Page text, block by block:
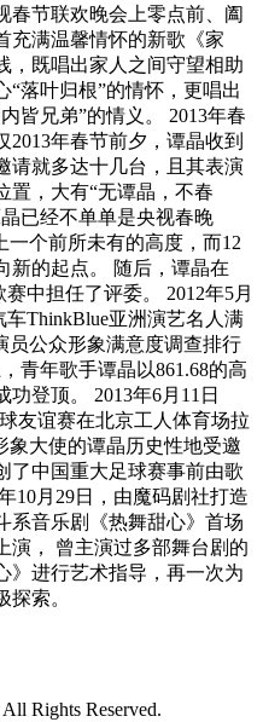
春节联欢晚会上零点前、阖
充满温馨情怀的新歌《家
，既唱出家人之间守望相助
“落叶归根”的情怀，更唱出
皆兄弟”的情义。 2013年春
年春节前夕，谭晶收到
请就多达十几台，且其表演
置，大有“无谭晶，不春
已经不单单是央视春晚
一个前所未有的高度，而12
新的起点。 随后，谭晶在
中担任了评委。 2012年5月
车ThinkBlue亚洲演艺名人满
员公众形象满意度调查排行
青年歌手谭晶以861.68的高
登顶。 2013年6月11日
友谊赛在北京工人体育场拉
象大使的谭晶历史性地受邀
了中国重大足球赛事前由歌
10月29日，由魔码剧社打造
系音乐剧《热舞甜心》首场
演， 曾主演过多部舞台剧的
》进行艺术指导，再一次为
索。
Rights Reserved.